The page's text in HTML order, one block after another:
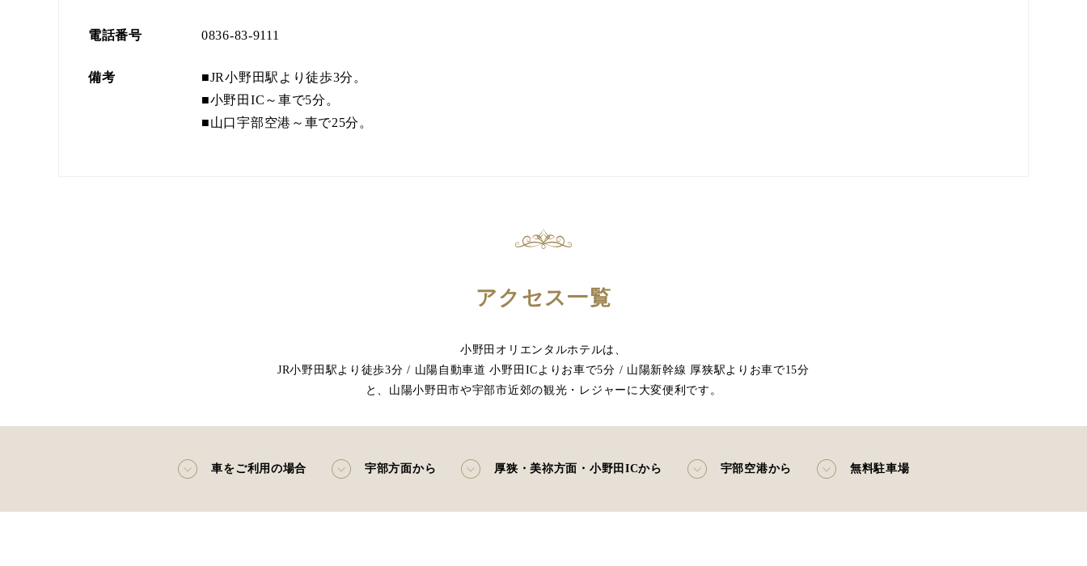
電話番号 0836-83-9111
備考
■JR小野田駅より徒歩3分。
■小野田IC～車で5分。
■山口宇部空港～車で25分。
アクセス一覧
小野田オリエンタルホテルは、
JR小野田駅より徒歩3分 / 山陽自動車道 小野田ICよりお車で5分 / 山陽新幹線 厚狭駅よりお車で15分
と、山陽小野田市や宇部市近郊の観光・レジャーに大変便利です。
車をご利用の場合 宇部方面から 厚狭・美祢方面・小野田ICから 宇部空港から 無料駐車場